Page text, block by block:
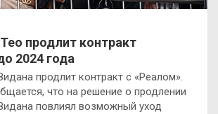
продлит контракт
2024 года
продлит контракт с «Реалом».
что на решение о продлении
повлиял возможный уход